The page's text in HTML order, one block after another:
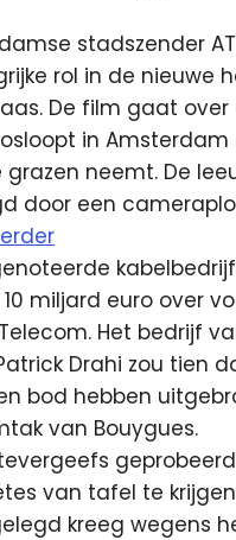
stadszender
rol in de nieuwe
De film gaat over
in Amsterdam
neemt. De
door een
miljard euro over
Het bedrijf
Drahi zou tien
bod hebben
van Bouygues.
van tafel te
kreeg wegens